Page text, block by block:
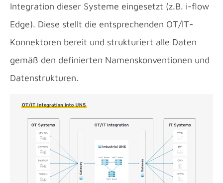
Integration dieser Systeme eingesetzt (z.B. i-flow
Edge). Diese stellt die entsprechenden OT/IT-
Konnektoren bereit und strukturiert alle Daten
gemäß den definierten Namenskonventionen und
Datenstrukturen.